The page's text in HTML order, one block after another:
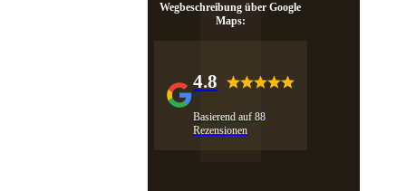
Wegbeschreibung über Google
Maps:
4.8
Basierend auf 88
Rezensionen